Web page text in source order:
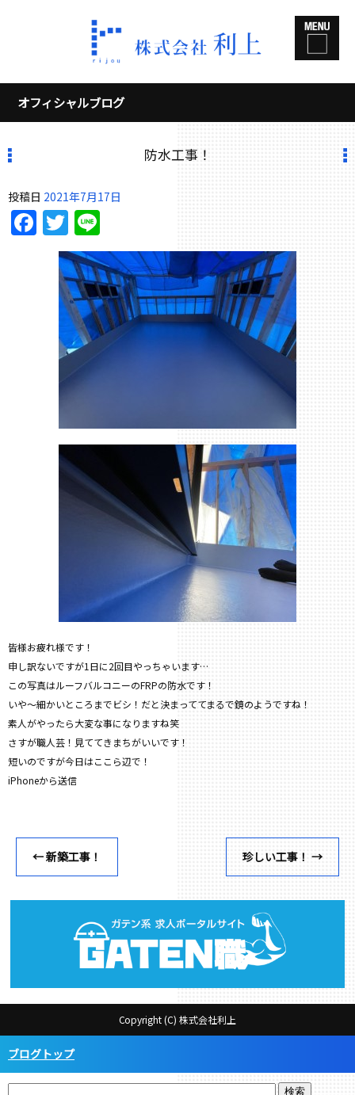
オフィシャルブログ
防水工事！
投稿日 2021年7月17日
Facebook
Twitter
皆様お疲れ様です！
申し訳ないですが1日に2回目やっちゃいます…
この写真はルーフバルコニーのFRPの防水です！
いや〜細かいところまでビシ！だと決まっててまるで鏡のようですね！
素人がやったら大変な事になりますね笑
さすが職人芸！見ててきまちがいいです！
短いのですが今日はここら辺で！
iPhoneから送信
←新築工事！ 珍しい工事！ →
Copyright (C) 株式会社利上
ブログトップ